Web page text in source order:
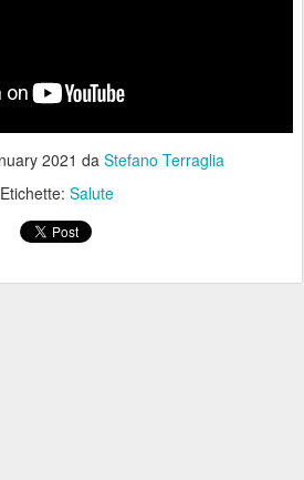
2021 da Stefano Terraglia
Etichette: Salute